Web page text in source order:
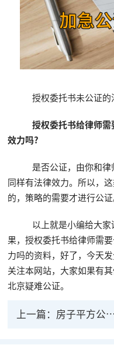
授权委托书未公证的
授权委托书给律师
效力吗?
是否公证，由你和律
同样有法律效力。所以，
的，策略的需要才进行公证
以上就是小编给大家
果，授权委托书给律师需
力吗的资料，好了，今天
关注本网站，大家如果有
北京疑难公证。
上一篇： 房子平方公证有法律效力吗？房产公证在哪里办